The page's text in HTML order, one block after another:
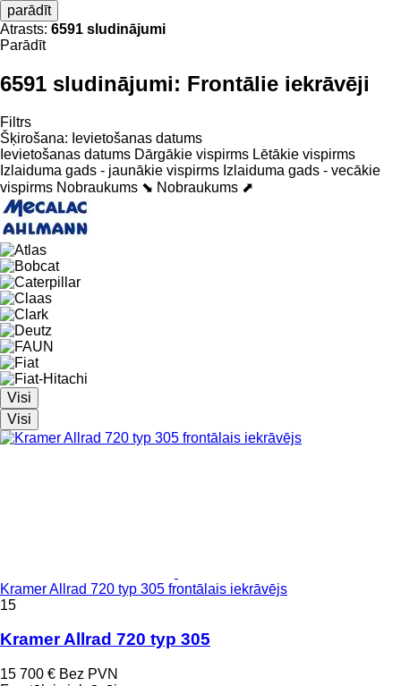
parādīt
Atrasts: 6591 sludinājumi
Parādīt
6591 sludinājumi: Frontālie iekrāvēji
Filtrs
Šķirošana: Ievietošanas datums
Ievietošanas datums Dārgākie vispirms Lētākie vispirms
Izlaiduma gads - jaunākie vispirms Izlaiduma gads - vecākie
vispirms Nobraukums ⬊ Nobraukums ⬈
Visi
Visi
Kramer Allrad 720 typ 305 frontālais iekrāvējs
15
Kramer Allrad 720 typ 305
15 700 € Bez PVN